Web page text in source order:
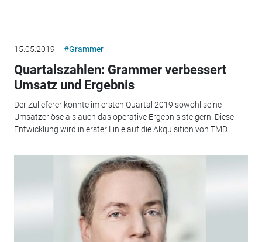
15.05.2019 #Grammer
Quartalszahlen: Grammer verbessert
Umsatz und Ergebnis
Der Zulieferer konnte im ersten Quartal 2019 sowohl seine
Umsatzerlöse als auch das operative Ergebnis steigern. Diese
Entwicklung wird in erster Linie auf die Akquisition von TMD...